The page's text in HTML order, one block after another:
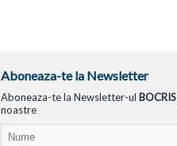
Aboneaza-te la Newsletter
Aboneaza-te la Newsletter-ul BOCRIS
noastre